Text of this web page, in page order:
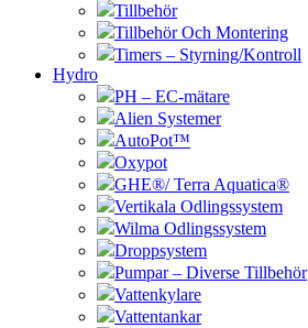
Tillbehör
Tillbehör Och Montering
Timers – Styrning/Kontroll
Hydro
PH – EC-mätare
Alien Systemer
AutoPot™
Oxypot
GHE®/ Terra Aquatica®
Vertikala Odlingssystem
Wilma Odlingssystem
Droppsystem
Pumpar – Diverse Tillbehör
Vattenkylare
Vattentankar